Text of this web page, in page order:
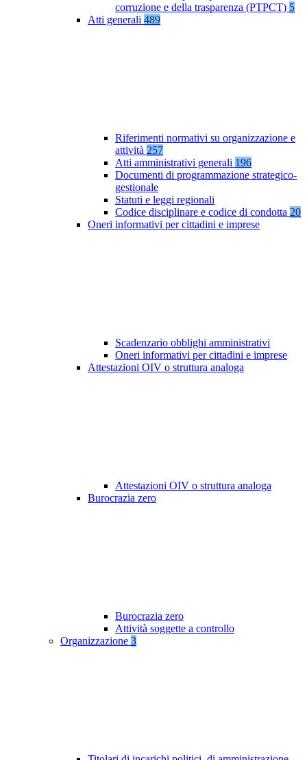
corruzione e della trasparenza (PTPCT) 5
Atti generali 489
Riferimenti normativi su organizzazione e
attività 257
Atti amministrativi generali 196
Documenti di programmazione strategico-
gestionale
Statuti e leggi regionali
Codice disciplinare e codice di condotta 20
Oneri informativi per cittadini e imprese
Scadenzario obblighi amministrativi
Oneri informativi per cittadini e imprese
Attestazioni OIV o struttura analoga
Attestazioni OIV o struttura analoga
Burocrazia zero
Burocrazia zero
Attività soggette a controllo
Organizzazione 3